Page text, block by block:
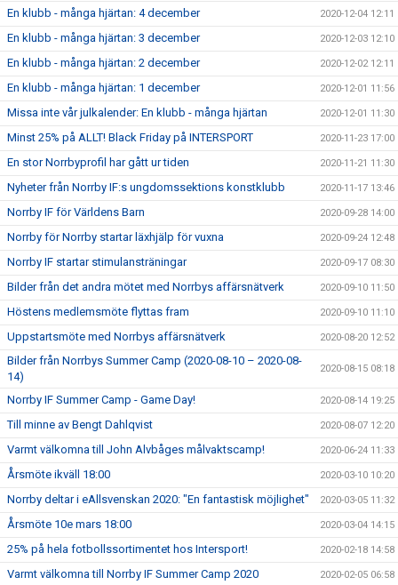
En klubb - många hjärtan: 4 december 2020-12-04 12:11
En klubb - många hjärtan: 3 december 2020-12-03 12:10
En klubb - många hjärtan: 2 december 2020-12-02 12:11
En klubb - många hjärtan: 1 december 2020-12-01 11:56
Missa inte vår julkalender: En klubb - många hjärtan 2020-12-01 11:30
Minst 25% på ALLT! Black Friday på INTERSPORT 2020-11-23 17:00
En stor Norrbyprofil har gått ur tiden 2020-11-21 11:30
Nyheter från Norrby IF:s ungdomssektions konstklubb 2020-11-17 13:46
Norrby IF för Världens Barn 2020-09-28 14:00
Norrby för Norrby startar läxhjälp för vuxna 2020-09-24 12:48
Norrby IF startar stimulansträningar 2020-09-17 08:30
Bilder från det andra mötet med Norrbys affärsnätverk 2020-09-10 11:50
Höstens medlemsmöte flyttas fram 2020-09-10 11:10
Uppstartsmöte med Norrbys affärsnätverk 2020-08-20 12:52
Bilder från Norrbys Summer Camp (2020-08-10 – 2020-08-
14)
2020-08-15 08:18
Norrby IF Summer Camp - Game Day! 2020-08-14 19:25
Till minne av Bengt Dahlqvist 2020-08-07 12:20
Varmt välkomna till John Alvbåges målvaktscamp! 2020-06-24 11:33
Årsmöte ikväll 18:00 2020-03-10 10:20
Norrby deltar i eAllsvenskan 2020: "En fantastisk möjlighet" 2020-03-05 11:32
Årsmöte 10e mars 18:00 2020-03-04 14:15
25% på hela fotbollssortimentet hos Intersport! 2020-02-18 14:58
Varmt välkomna till Norrby IF Summer Camp 2020 2020-02-05 06:58